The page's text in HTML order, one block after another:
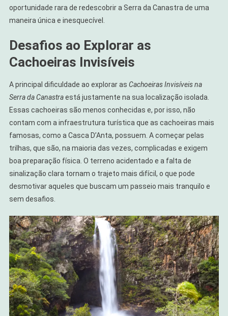
oportunidade rara de redescobrir a Serra da Canastra de uma
maneira única e inesquecível.
Desafios ao Explorar as
Cachoeiras Invisíveis
A principal dificuldade ao explorar as Cachoeiras Invisíveis na
Serra da Canastraestá justamente na sua localização isolada.
Essas cachoeiras são menos conhecidas e, por isso, não
contam com a infraestrutura turística que as cachoeiras mais
famosas, como a Casca D’Anta, possuem. A começar pelas
trilhas, que são, na maioria das vezes, complicadas e exigem
boa preparação física. O terreno acidentado e a falta de
sinalização clara tornam o trajeto mais difícil, o que pode
desmotivar aqueles que buscam um passeio mais tranquilo e
sem desafios.